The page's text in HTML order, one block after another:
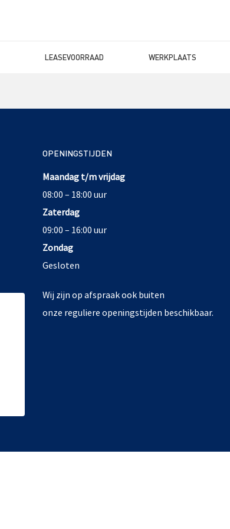
LEASEVOORRAAD WERKPLAATS
OPENINGSTIJDEN
Maandag t/m vrijdag
08:00 – 18:00 uur
Zaterdag
09:00 – 16:00 uur
Zondag
Gesloten
Wij zijn op afspraak ook buiten
onze reguliere openingstijden beschikbaar.